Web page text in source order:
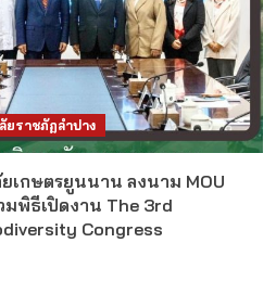
ยราชภัฏลำปาง
เกษตรยูนนาน ลงนาม MOU
มพิธีเปิดงาน The 3rd
Congress